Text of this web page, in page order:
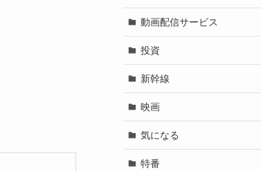
動画配信サービス
投資
新幹線
映画
気になる
特番